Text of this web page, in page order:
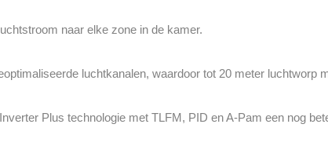
naar elke zone in de kamer.
luchtkanalen, waardoor tot 20 meter luchtworp
Plus technologie met TLFM, PID en A-Pam een nog